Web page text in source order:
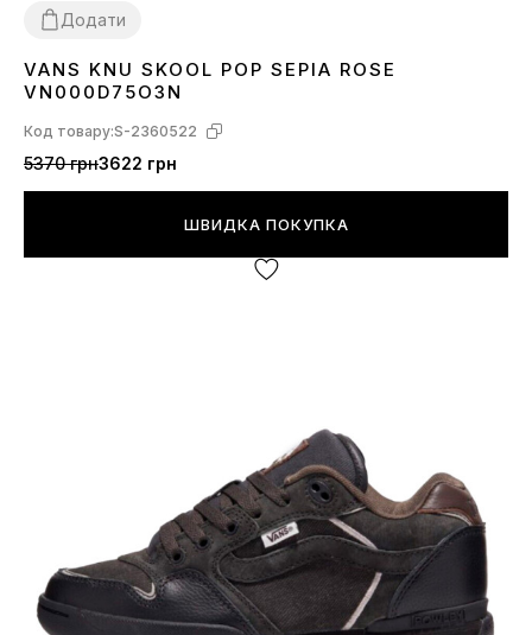
Додати
3637 3839 40
VANS KNU SKOOL POP SEPIA ROSE
VN000D75O3N
Код товару:S-2360522
5370 грн3622 грн
ШВИДКА ПОКУПКА